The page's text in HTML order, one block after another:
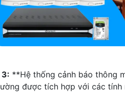
3: **Hệ thống cảnh báo thông
được tích hợp với các tính